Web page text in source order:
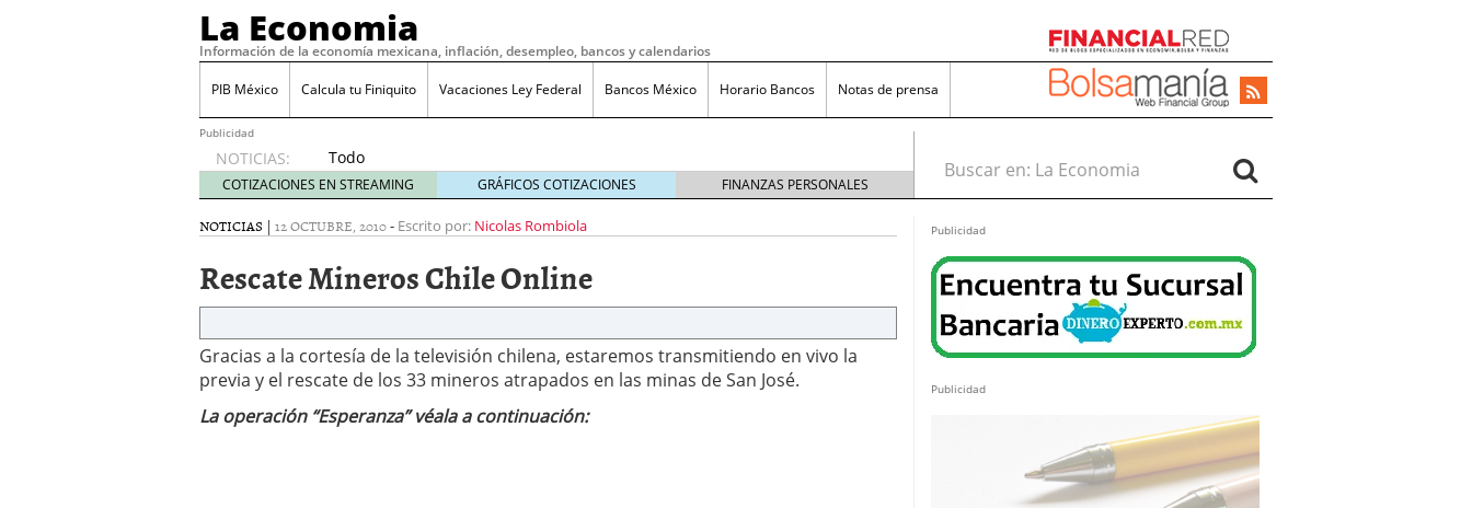
La Economia
Información de la economía mexicana, inflación, desempleo, bancos y calendarios
PIB México Calcula tu Finiquito Vacaciones Ley Federal Bancos México Horario Bancos Notas de prensa
Publicidad
NOTICIAS:
Todo
sobre
SIFX:
análisis
opiniones,
regulación,
seguridad
para
traders
febrero
COTIZACIONES EN STREAMING GRÁFICOS COTIZACIONES FINANZAS PERSONALES
Buscar en:
NOTICIAS | 12 OCTUBRE, 2010- Escrito por: Nicolas Rombiola
Rescate Mineros Chile Online
Gracias a la cortesía de la televisión chilena, estaremos transmitiendo en vivo la
previa y el rescate de los 33 mineros atrapados en las minas de San José.
La operación “Esperanza” véala a continuación:
Publicidad
Publicidad